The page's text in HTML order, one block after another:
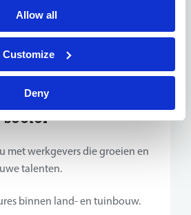
Allow all
Customize
Deny
eerder naar jouw
nauwkeurigheid en
dan naar diploma’s.
jouw match in
met werkgevers die groeien en
talenten.
binnen land- en tuinbouw.